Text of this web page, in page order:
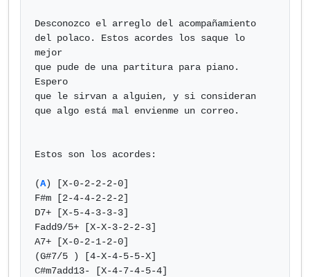
Desconozco el arreglo del acompañamiento
del polaco. Estos acordes los saque lo
mejor
que pude de una partitura para piano.
Espero
que le sirvan a alguien, y si consideran
que algo está mal envienme un correo.
Estos son los acordes:
(A) [X-0-2-2-2-0]
F#m [2-4-4-2-2-2]
D7+ [X-5-4-3-3-3]
Fadd9/5+ [X-X-3-2-2-3]
A7+ [X-0-2-1-2-0]
(G#7/5 ) [4-X-4-5-5-X]
C#m7add13- [X-4-7-4-5-4]